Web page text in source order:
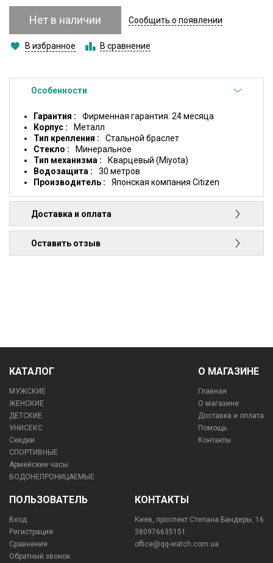
Нет в наличии Сообщить о появлении
В избранное В сравнение
Особенности
Гарантия
Фирменная гарантия: 24 месяца
Корпус
Металл
Тип крепления
Стальной браслет
Стекло
Минеральное
Тип механизма
Кварцевый (Miyota)
Водозащита
30 метров
Производитель
Японская компания Citizen
Доставка и оплата
Оставить отзыв
КАТАЛОГ
МУЖСКИЕ
ЖЕНСКИЕ
ДЕТСКИЕ
УНИСЕКС
Скидки
СПОРТИВНЫЕ
Армейские часы
ВОДОНЕПРОНИЦАЕМЫЕ
О МАГАЗИНЕ
Главная
О магазине
Доставка и оплата
Помощь
Контакты
ПОЛЬЗОВАТЕЛЬ
Вход
Регистрация
Сравнения
Обратный звонок
КОНТАКТЫ
Киев, проспект Степана Бандеры, 16
380976635151
office@qq-watch.com.ua